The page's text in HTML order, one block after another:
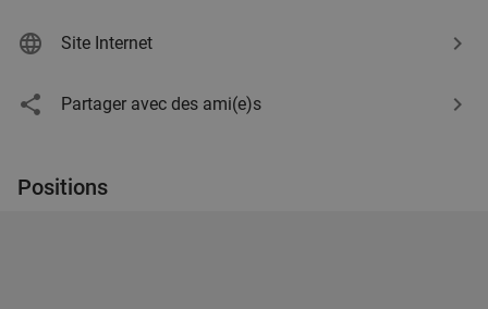
Site Internet
Partager avec des ami(e)s
Positions